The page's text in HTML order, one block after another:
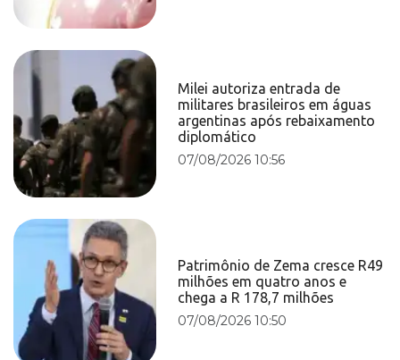
Milei autoriza entrada de
militares brasileiros em águas
argentinas após rebaixamento
diplomático
07/08/2026 10:56
Patrimônio de Zema cresce R49
milhões em quatro anos e
chega a R 178,7 milhões
07/08/2026 10:50